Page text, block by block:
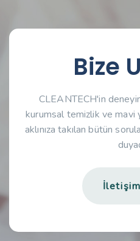
Bize
CLEANTECH'in
kurumsal temizlik ve mavi
aklınıza takılan bütün
İletişim